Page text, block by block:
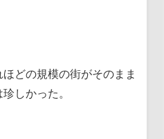
どの規模の街がそのまま
しかった。